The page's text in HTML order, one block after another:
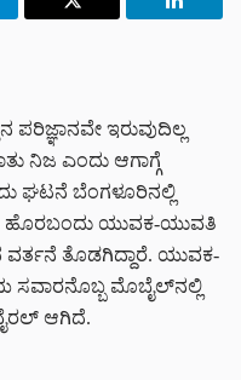
ಪರಿಜ್ಞಾನವೇ ಇರುವುದಿಲ್ಲ
ನಿಜ ಎಂದು ಆಗಾಗ್ಗೆ
ಘಟನೆ ಬೆಂಗಳೂರಿನಲ್ಲಿ
ಯುವಕ-ಯುವತಿ
ವರ್ತನೆ ತೊಡಗಿದ್ದಾರೆ. ಯುವಕ-
ಮೊಬೈಲ್‌ನಲ್ಲಿ
ಆಗಿದೆ.